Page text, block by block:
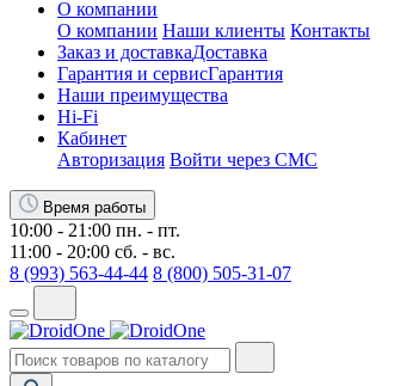
О компании
О компании Наши клиенты Контакты
Заказ и доставкаДоставка
Гарантия и сервисГарантия
Наши преимущества
Hi-Fi
Кабинет
Авторизация Войти через СМС
Время работы
10:00 - 21:00 пн. - пт.
11:00 - 20:00 сб. - вс.
8 (993) 563-44-44 8 (800) 505-31-07